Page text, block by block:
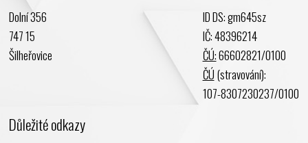
Leden 2024
Listopad 2023
Srpen 2023
Dolní 356
747 15
Šilheřovice
ID DS: gm645sz
IČ: 48396214
ČÚ:66602821/0100
ČÚ (stravování):
107-8307230237/0100
Důležité odkazy